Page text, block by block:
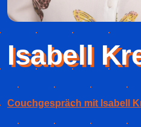
Isabell
Couchgespräch mit Isabell